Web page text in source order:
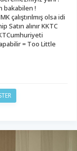
bakabilen !
çalıştırılmış olsa idi
Satın alınır KKTC
= Too Little